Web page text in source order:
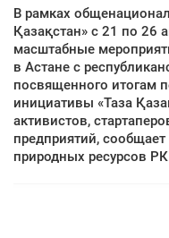
В рамках
Қазақстан» с 21 по 26
масштабные
в Астане с
посвященного итогам
инициативы «Таза
активистов,
предприятий,
природных ресурсов